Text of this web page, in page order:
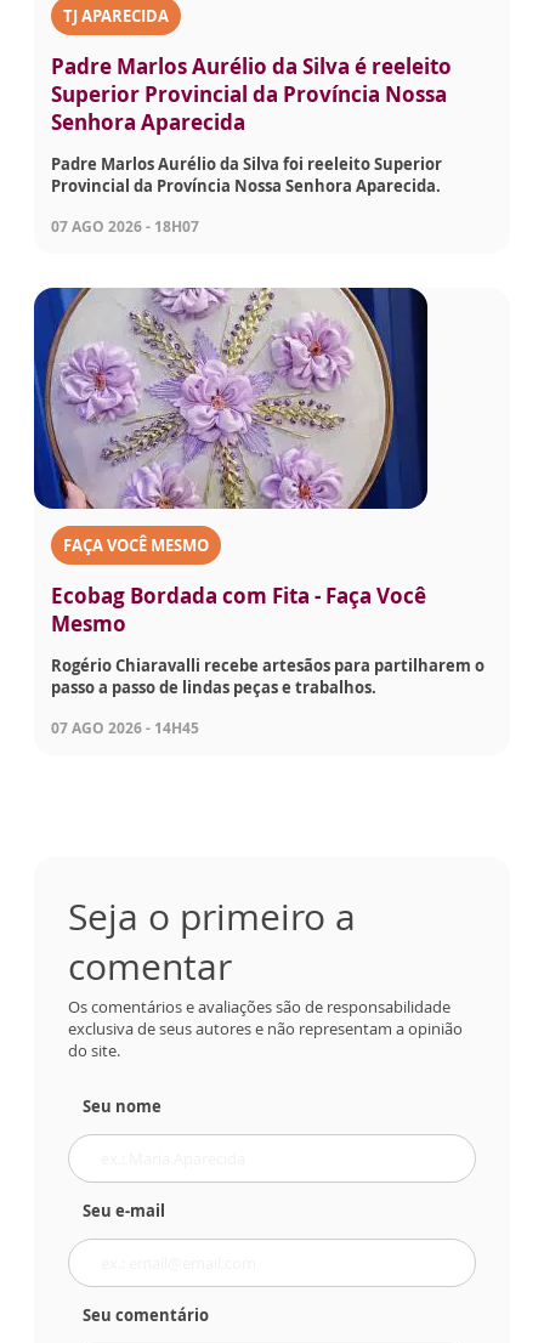
TJ APARECIDA
Padre Marlos Aurélio da Silva é reeleito
Superior Provincial da Província Nossa
Senhora Aparecida
Padre Marlos Aurélio da Silva foi reeleito Superior
Provincial da Província Nossa Senhora Aparecida.
07 AGO 2026 - 18H07
FAÇA VOCÊ MESMO
Ecobag Bordada com Fita - Faça Você
Mesmo
Rogério Chiaravalli recebe artesãos para partilharem o
passo a passo de lindas peças e trabalhos.
07 AGO 2026 - 14H45
Seja o primeiro a
comentar
Os comentários e avaliações são de responsabilidade
exclusiva de seus autores e não representam a opinião
do site.
Seu nome
Seu e-mail
Seu comentário